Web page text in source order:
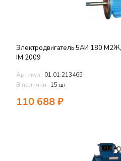
Электродвигатель 5АИ 180
IM 2009
Артикул: 01.01.213465
В наличии: 15 шт
110 688₽